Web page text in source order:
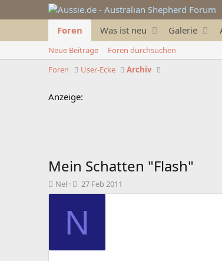
Foren Was ist neu Galerie
Neue Beiträge
Foren durchsuchen
Foren
User-Ecke Archiv
Anzeige:
Mein Schatten "Flash"
T
h
Nel
B
e
n
n
27 Feb 2011
N